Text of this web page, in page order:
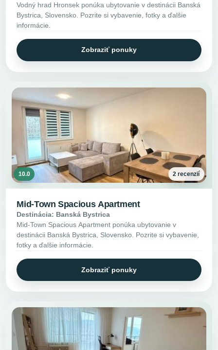
Vodný hrad Hronsek ponúka ubytovanie v destinácii Banská
Bystrica, Slovensko. Pozrite si vybavenie, fotky a ďalšie
informácie.
Zobraziť ponuky
10.0 2 recenzií
Mid-Town Spacious Apartment
Destinácia: Banská Bystrica
Mid-Town Spacious Apartment ponúka ubytovanie v
destinácii Banská Bystrica, Slovensko. Pozrite si vybavenie,
fotky a ďalšie informácie.
Zobraziť ponuky